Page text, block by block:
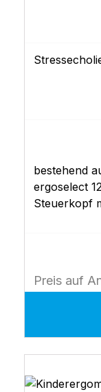
bestehend
ergoselect
Steuerkopf
Preis auf